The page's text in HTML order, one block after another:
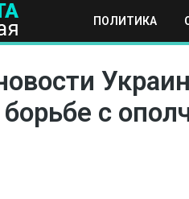
ПОЛИТИКА
ЭКОНОМИКА НАУКА И
с